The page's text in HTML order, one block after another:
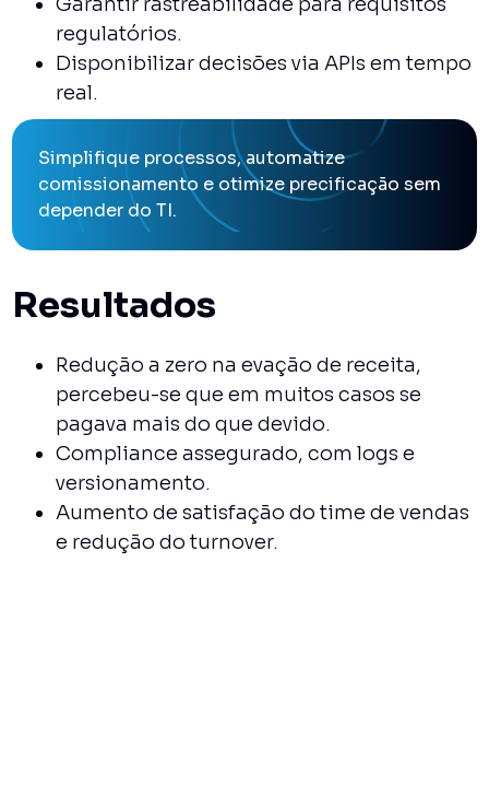
regulatórios.
Disponibilizar decisões via APIs em tempo
real.
Simplifique processos, automatize
comissionamento e otimize precificação sem
depender do TI.
Resultados
Redução a zero na evação de receita,
percebeu-se que em muitos casos se
pagava mais do que devido.
Compliance assegurado, com logs e
versionamento.
Aumento de satisfação do time de vendas
e redução do turnover.